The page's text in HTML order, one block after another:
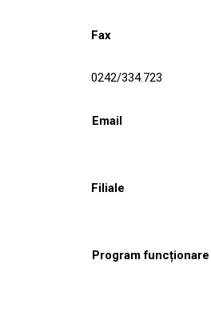
Fax
0242/334.723
Email
Filiale
Program funcționare